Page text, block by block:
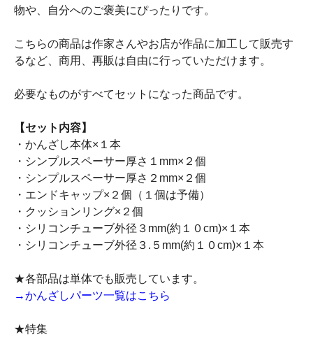
物や、自分へのご褒美にぴったりです。
こちらの商品は作家さんやお店が作品に加工して販売す
るなど、商用、再販は自由に行っていただけます。
必要なものがすべてセットになった商品です。
【セット内容】
・かんざし本体×１本
・シンプルスペーサー厚さ１mm×２個
・シンプルスペーサー厚さ２mm×２個
・エンドキャップ×２個（１個は予備）
・クッションリング×２個
・シリコンチューブ外径３mm(約１０cm)×１本
・シリコンチューブ外径３.５mm(約１０cm)×１本
★各部品は単体でも販売しています。
→かんざしパーツ一覧はこちら
★特集